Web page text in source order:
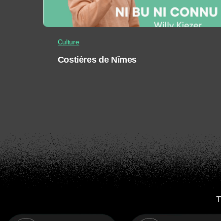
Culture
Costières de Nîmes